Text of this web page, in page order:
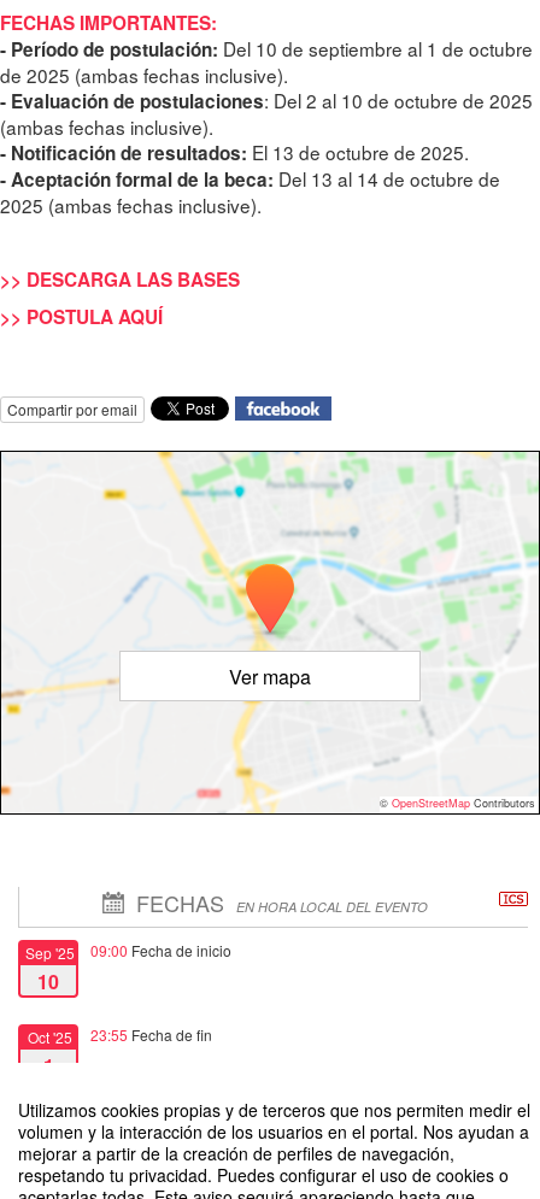
Utilizamos cookies propias y de terceros que nos permiten medir el
volumen y la interacción de los usuarios en el portal. Nos ayudan a
mejorar a partir de la creación de perfiles de navegación,
respetando tu privacidad. Puedes configurar el uso de cookies o
FECHAS IMPORTANTES:
- Período de postulación: Del 10 de septiembre al 1 de octubre
de 2025 (ambas fechas inclusive).
- Evaluación de postulaciones: Del 2 al 10 de octubre de 2025
(ambas fechas inclusive).
- Notificación de resultados: El 13 de octubre de 2025.
- Aceptación formal de la beca: Del 13 al 14 de octubre de
2025 (ambas fechas inclusive).
>> DESCARGA LAS BASES
>> POSTULA AQUÍ
Compartir por email
Ver mapa
© OpenStreetMap Contributors
FECHAS EN HORA LOCAL DEL EVENTO
Sep '25
10
09:00 Fecha de inicio
Oct '25
1
23:55 Fecha de fin